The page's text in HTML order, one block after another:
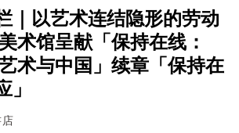
｜以艺术连结隐形的劳动
术馆呈献「保持在线：
术与中国」续章「保持在
」